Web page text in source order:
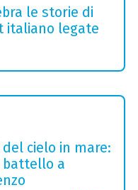
le storie di
italiano legate
cielo in mare:
battello a